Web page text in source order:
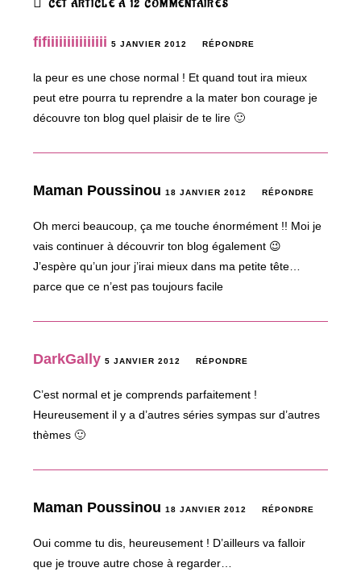
CET ARTICLE A 12 COMMENTAIRES
fifiiiiiiiiiiiiiii 5 JANVIER 2012 RÉPONDRE
la peur es une chose normal ! Et quand tout ira mieux
peut etre pourra tu reprendre a la mater bon courage je
découvre ton blog quel plaisir de te lire 🙂
Maman Poussinou18 JANVIER 2012 RÉPONDRE
Oh merci beaucoup, ça me touche énormément !! Moi je
vais continuer à découvrir ton blog également 😉
J’espère qu’un jour j’irai mieux dans ma petite tête…
parce que ce n’est pas toujours facile
DarkGally 5 JANVIER 2012 RÉPONDRE
C’est normal et je comprends parfaitement !
Heureusement il y a d’autres séries sympas sur d’autres
thèmes 🙂
Maman Poussinou18 JANVIER 2012 RÉPONDRE
Oui comme tu dis, heureusement ! D’ailleurs va falloir
que je trouve autre chose à regarder…